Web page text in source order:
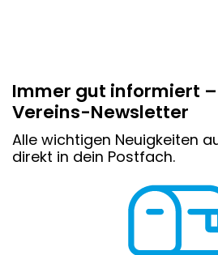
Immer gut informiert
Vereins-Newsletter
Alle wichtigen Neuigkeiten
direkt in dein Postfach.